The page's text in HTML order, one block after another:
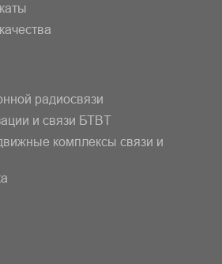
радиосвязи
и связи БТВT
комплексы связи и